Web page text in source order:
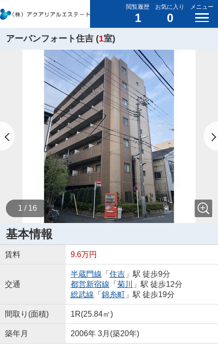
閲覧履歴
1
お気に入り
0
メニュー
アーバンフォート住吉 (1室)
1 / 16
基本情報
賃料 9.6万円
交通
半蔵門線 「 住吉」駅 徒歩9分
都営新宿線 「 菊川
」駅 徒歩12分
総武線 「 錦糸町」駅 徒歩19分
間取り(面積) 1R(25.84㎡)
築年月 2006年 3月(築20年)